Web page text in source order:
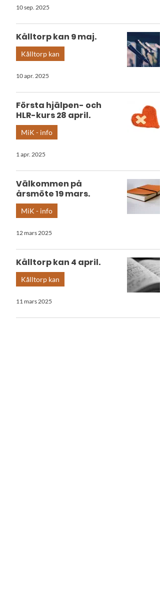
10 sep. 2025
Kålltorp kan 9 maj.
Kålltorp kan
10 apr. 2025
Första hjälpen- och
HLR-kurs 28 april.
MiK - info
1 apr. 2025
Välkommen på
årsmöte 19 mars.
MiK - info
12 mars 2025
Kålltorp kan 4 april.
Kålltorp kan
11 mars 2025